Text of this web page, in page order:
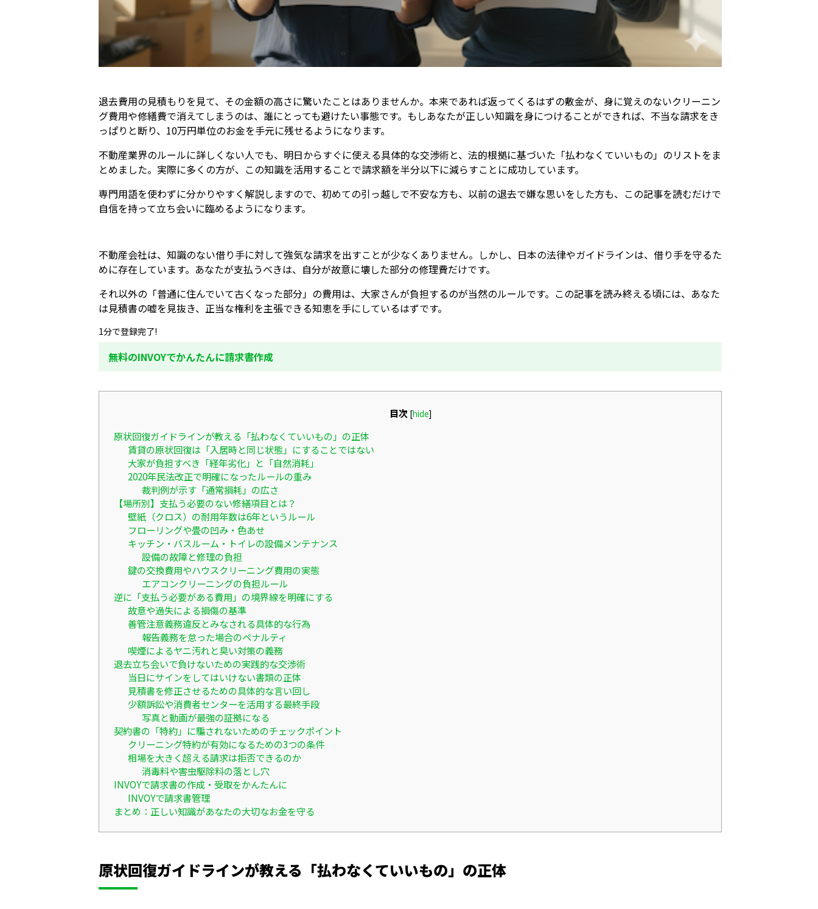
退去費用の見積もりを見て、その金額の高さに驚いたことはありませんか。本来であれば返ってくるはずの敷金が、身に覚えのないクリーニン
グ費用や修繕費で消えてしまうのは、誰にとっても避けたい事態です。もしあなたが正しい知識を身につけることができれば、不当な請求をき
っぱりと断り、10万円単位のお金を手元に残せるようになります。
不動産業界のルールに詳しくない人でも、明日からすぐに使える具体的な交渉術と、法的根拠に基づいた「払わなくていいもの」のリストをま
とめました。実際に多くの方が、この知識を活用することで請求額を半分以下に減らすことに成功しています。
専門用語を使わずに分かりやすく解説しますので、初めての引っ越しで不安な方も、以前の退去で嫌な思いをした方も、この記事を読むだけで
自信を持って立ち会いに臨めるようになります。
不動産会社は、知識のない借り手に対して強気な請求を出すことが少なくありません。しかし、日本の法律やガイドラインは、借り手を守るた
めに存在しています。あなたが支払うべきは、自分が故意に壊した部分の修理費だけです。
それ以外の「普通に住んでいて古くなった部分」の費用は、大家さんが負担するのが当然のルールです。この記事を読み終える頃には、あなた
は見積書の嘘を見抜き、正当な権利を主張できる知恵を手にしているはずです。
1分で登録完了!
無料のINVOYでかんたんに請求書作成
目次 [hide]
原状回復ガイドラインが教える「払わなくていいもの」の正体
賃貸の原状回復は「入居時と同じ状態」にすることではない
大家が負担すべき「経年劣化」と「自然消耗」
2020年民法改正で明確になったルールの重み
裁判例が示す「通常損耗」の広さ
【場所別】支払う必要のない修繕項目とは？
壁紙（クロス）の耐用年数は6年というルール
フローリングや畳の凹み・色あせ
キッチン・バスルーム・トイレの設備メンテナンス
設備の故障と修理の負担
鍵の交換費用やハウスクリーニング費用の実態
エアコンクリーニングの負担ルール
逆に「支払う必要がある費用」の境界線を明確にする
故意や過失による損傷の基準
善管注意義務違反とみなされる具体的な行為
報告義務を怠った場合のペナルティ
喫煙によるヤニ汚れと臭い対策の義務
退去立ち会いで負けないための実践的な交渉術
当日にサインをしてはいけない書類の正体
見積書を修正させるための具体的な言い回し
少額訴訟や消費者センターを活用する最終手段
写真と動画が最強の証拠になる
契約書の「特約」に騙されないためのチェックポイント
クリーニング特約が有効になるための3つの条件
相場を大きく超える請求は拒否できるのか
消毒料や害虫駆除料の落とし穴
INVOYで請求書の作成・受取をかんたんに
INVOYで請求書管理
まとめ：正しい知識があなたの大切なお金を守る
原状回復ガイドラインが教える「払わなくていいもの」の正体